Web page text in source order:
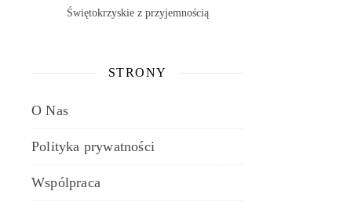
Świętokrzyskie z przyjemnością
STRONY
O Nas
Polityka prywatności
Wspólpraca